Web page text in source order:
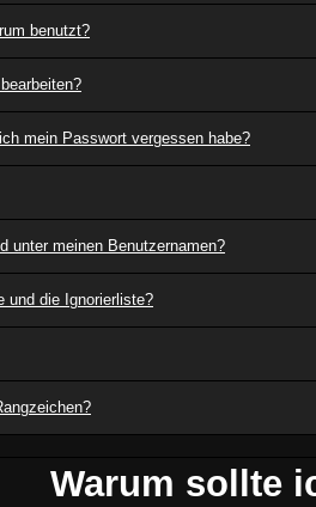
benutzt?
mein Passwort vergessen habe?
unter meinen Benutzernamen?
und die Ignorierliste?
Warum sollte